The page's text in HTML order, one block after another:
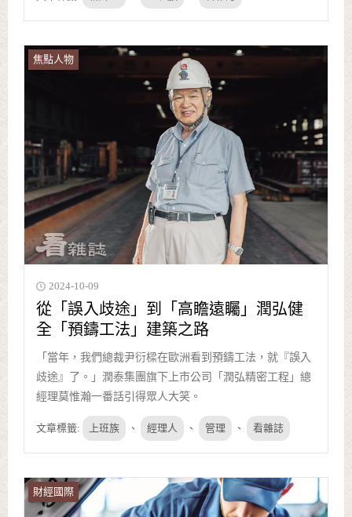
焦點人物
2024-10-09
從「誤入歧途」到「高瞻遠矚」潤弘健
全「預鑄工法」建築之路
「當年，我們總裁尹衍樑在歐洲看到預鑄工法，就『誤入
歧途』了。」潤泰集團旗下上市公司「潤弘精密工程」總
經理莫惟瀚一番話引得眾人大笑。
文章標籤: 上班族 、 經理人 、 管理 、 看雜誌
財經國際